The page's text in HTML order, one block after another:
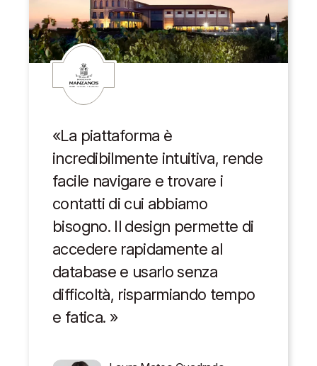
«La piattaforma è
incredibilmente intuitiva, rende
facile navigare e trovare i
contatti di cui abbiamo
bisogno. Il design permette di
accedere rapidamente al
database e usarlo senza
difficoltà, risparmiando tempo
e fatica. »